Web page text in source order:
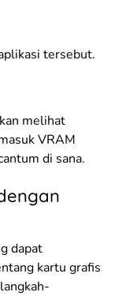
tersebut.
melihat
VRAM
di sana.
dapat
kartu grafis